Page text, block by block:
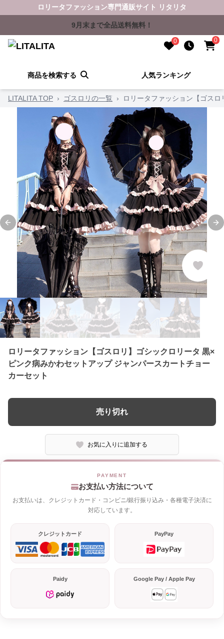
ロリータファッション専門通販サイト リタリタ
9月末まで全品送料無料！
0 0
商品を検索する 人気ランキング
LITALITA TOP › ゴスロリの一覧 › ロリータファッション【ゴス
Previous slide
ロリータファッション【ゴスロリ】ゴシックロリータ 黒×
ピンク病みかわセットアップ ジャンパースカートチョー
カーセット
売り切れ
お気に入りに追加する
お支払い方法について
お支払いは、クレジットカード・コンビニ/銀行振り込み・各種電子決済に
対応しています。
クレジットカード PayPay
Paidy Google Pay / Apple Pay